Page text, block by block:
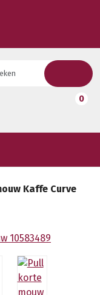
0
Kaffe Curve